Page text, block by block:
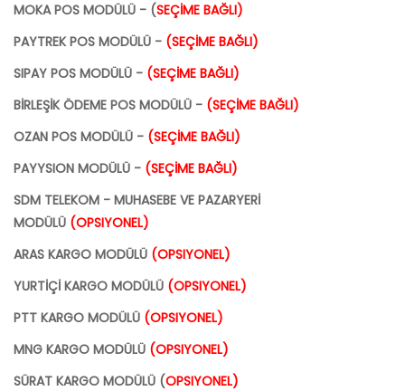
MOKA POS MODÜLÜ - (SEÇİME BAĞLI)
PAYTREK POS MODÜLÜ - (SEÇİME BAĞLI)
SIPAY POS MODÜLÜ - (SEÇİME BAĞLI)
BİRLEŞİK ÖDEME POS MODÜLÜ - (SEÇİME BAĞLI)
OZAN POS MODÜLÜ - (SEÇİME BAĞLI)
PAYYSION MODÜLÜ - (SEÇİME BAĞLI)
SDM TELEKOM - MUHASEBE VE PAZARYERİ
MODÜLÜ (OPSIYONEL)
ARAS KARGO MODÜLÜ (OPSIYONEL)
YURTİÇİ KARGO MODÜLÜ (OPSIYONEL)
PTT KARGO MODÜLÜ (OPSIYONEL)
MNG KARGO MODÜLÜ (OPSIYONEL)
SÜRAT KARGO MODÜLÜ (OPSIYONEL)